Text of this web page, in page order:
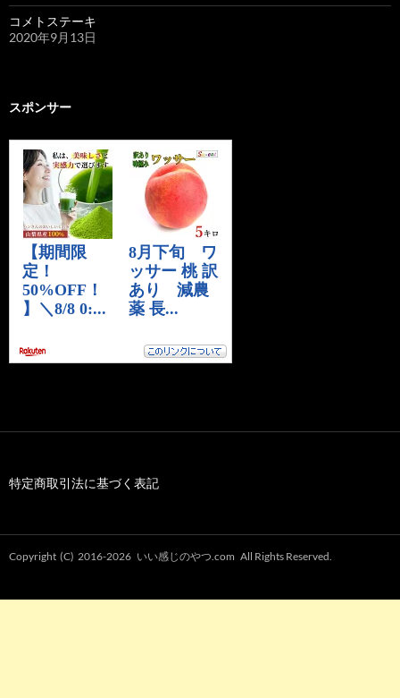
コメトステーキ
2020年9月13日
スポンサー
特定商取引法に基づく表記
Copyright (C) 2016-2026 いい感じのやつ.com All Rights Reserved.